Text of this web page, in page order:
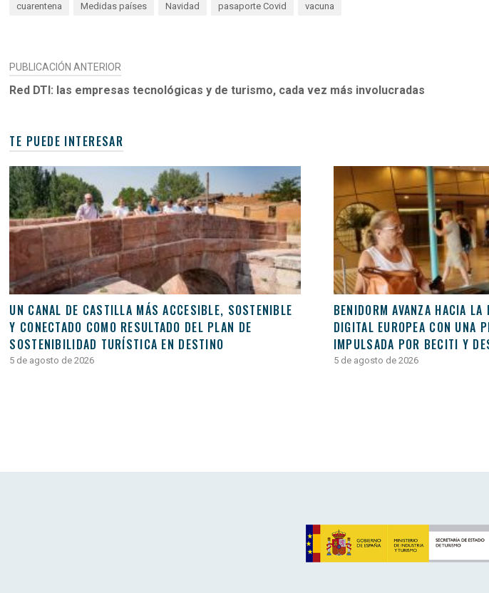
cuarentena Medidas países Navidad pasaporte Covid vacuna
NAVEGACIÓN
DE
PUBLICACIÓN ANTERIOR
Red DTI: las empresas tecnológicas y de turismo, cada vez más involucradas
TE PUEDE INTERESAR
UN CANAL DE CASTILLA MÁS ACCESIBLE, SOSTENIBLE
Y CONECTADO COMO RESULTADO DEL PLAN DE
SOSTENIBILIDAD TURÍSTICA EN DESTINO
5 de agosto de 2026
BENIDORM AVANZA HACIA LA
DIGITAL EUROPEA CON UNA
IMPULSADA POR BECITI Y
5 de agosto de 2026